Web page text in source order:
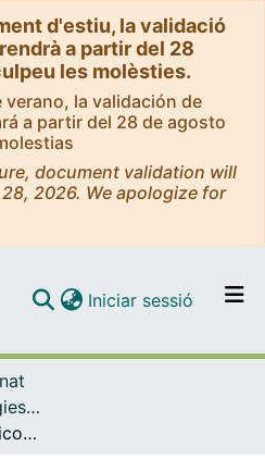
d'estiu, la validació
a partir del 28
les molèsties.
la validación de
a partir del 28 de agosto
document validation will
2026. We apologize for
Navega per tot el DD
Iniciar sessió (current)
Màster Oficial - Energies Renovables i Sostenibilitat Energètica
Módulos Termoeléctricos Flexibles